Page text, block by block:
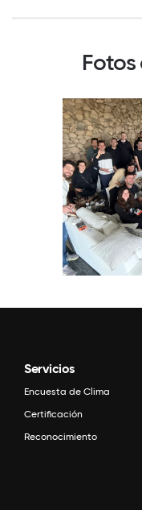
Servicios
Encuesta de Clima
Certificación
Reconocimiento